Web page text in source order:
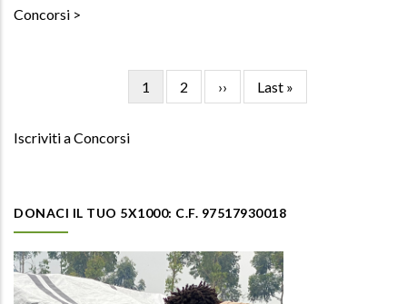
Concorsi
Pagina
attuale
1 Pagina
2
Pagina
successiva
››
Ultima
pagina
Last »
Iscriviti a Concorsi
DONACI IL TUO 5X1000: C.F. 97517930018